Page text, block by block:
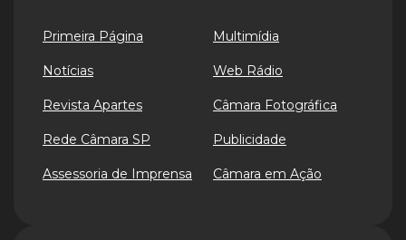
Primeira Página
Notícias
Revista Apartes
Rede Câmara SP
Assessoria de Imprensa
Multimídia
Web Rádio
Câmara Fotográfica
Publicidade
Câmara em Ação